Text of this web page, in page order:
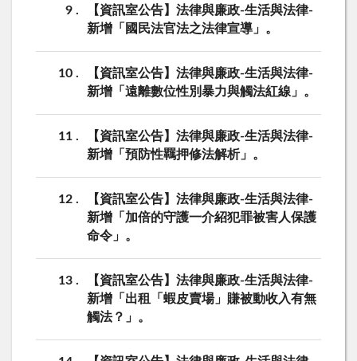
9
【資訊室公告】法律與廉政-生活與法律-
新增「國民法官法之法律宣導」。
10
【資訊室公告】法律與廉政-生活與法律-
新增「遠離數位性別暴力與觸法紅線」。
11
【資訊室公告】法律與廉政-生活與法律-
新增「預防性羈押修法解析」。
12
【資訊室公告】法律與廉政-生活與法律-
新增「加倍的守護一介紹犯罪被害人保護
命令」。
13
【資訊室公告】法律與廉政-生活與法律-
新增「出租「蝦皮賣場」賺被動收入有無
觸法？」。